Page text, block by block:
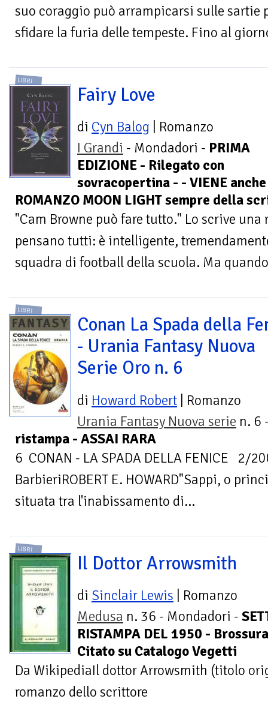
suo coraggio può arrampicarsi sulle sartie
sfidare la furia delle tempeste. Fino al
LIBRI
Fairy Love
di Cyn Balog | Romanzo
I Grandi - Mondadori - PRIMA
EDIZIONE - Rilegato con
sovracopertina - - VIENE anche
ROMANZO MOON LIGHT sempre della
"Cam Browne può fare tutto." Lo scrive
pensano tutti: è intelligente,
squadra di football della scuola. Ma
LIBRI
Conan La Spada della
- Urania Fantasy Nuova
Serie Oro n. 6
di Howard Robert | Romanzo
Urania Fantasy Nuova serie n. 6
ristampa - ASSAI RARA
6 CONAN - LA SPADA DELLA FENICE 2/
BarbieriROBERT E. HOWARD"Sappi, o
situata tra l'inabissamento di...
LIBRI
Il Dottor Arrowsmith
di Sinclair Lewis | Romanzo
Medusa n. 36 - Mondadori -
RISTAMPA DEL 1950 -
Citato su Catalogo Vegetti
Da WikipediaIl dottor Arrowsmith (titolo
romanzo dello scrittore